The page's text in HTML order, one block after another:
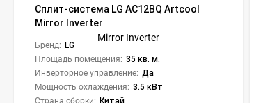
Сплит-система LG AC12BQ Artcool
Mirror Inverter
Бренд: LG
Площадь помещения: 35 кв. м.
Инверторное управление: Да
Мощность охлаждения: 3.5 кВт
Страна сборки: Китай